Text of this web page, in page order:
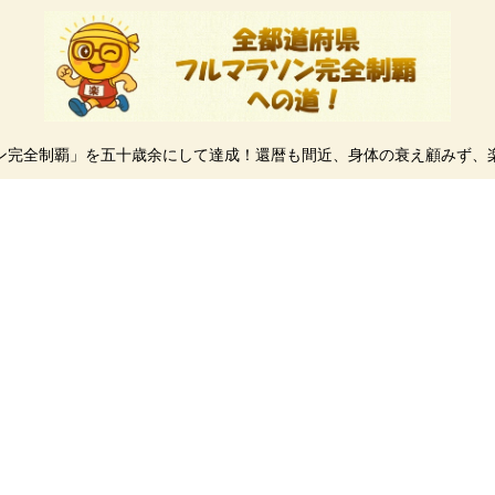
完全制覇」を五十歳余にして達成！還暦も間近、身体の衰え顧みず、